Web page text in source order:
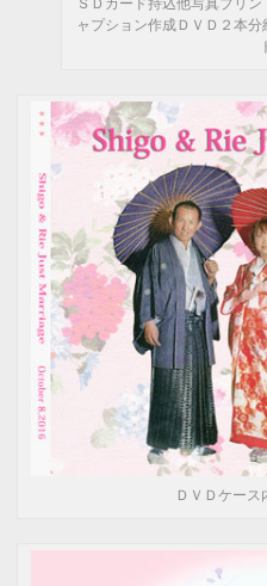
ャプション作成ＤＶＤ２本
ＤＶＤケー